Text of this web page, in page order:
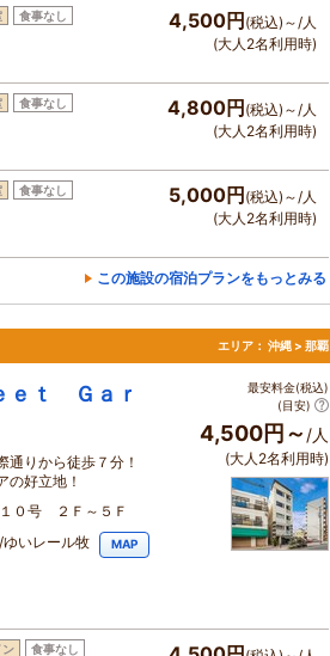
食事なし 4,500円 (税込)～/人
(大人2名利用時)
食事なし 4,800円 (税込)～/人
(大人2名利用時)
食事なし 5,000円 (税込)～/人
(大人2名利用時)
この施設の宿泊プランをもっとみる
エリア： 沖縄 > 那覇
ｅｔ Ｇａｒ
通りから徒歩７分！
の好立地！
０号 ２Ｆ～５Ｆ
いレール牧
MAP
最安料金(税込)
(目安)
4,500円～ /人
(大人2名利用時)
ン 食事なし